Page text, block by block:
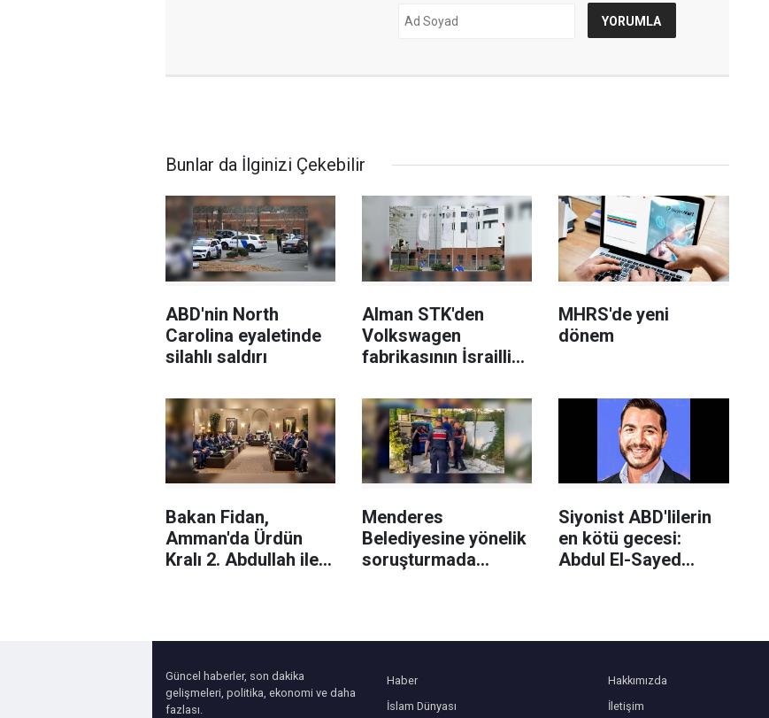
Bunlar da İlginizi Çekebilir
ABD'nin North
Carolina eyaletinde
silahlı saldırı
Alman STK'den
Volkswagen
fabrikasının İsrailli
Rafael'e
devredilmesi planına
tepki
MHRS'de yeni
dönem
Bakan Fidan,
Amman'da Ürdün
Kralı 2. Abdullah ile
Menderes
Belediyesine yönelik
soruşturmada
Siyonist ABD'lilerin
en kötü gecesi:
Abdul El-Sayed
Güncel haberler, son dakika
gelişmeleri, politika, ekonomi ve daha
fazlası.
Haber
İslam Dünyası
Hakkımızda
İletişim